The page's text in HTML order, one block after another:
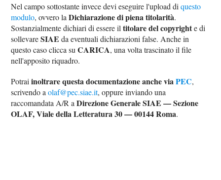
Nel campo sottostante invece devi eseguire l'upload diquesto
modulo, ovvero laDichiarazione di piena titolarità.
Sostanzialmente dichiari di essere iltitolare del copyrighte di
sollevareSIAE da eventuali dichiarazioni false. Anche in
questo caso clicca suCARICA, una volta trascinato il file
nell'apposito riquadro.
Potraiinoltrare questa documentazione anche viaPEC,
scrivendo aolaf@pec.siae.it, oppure inviando una
raccomandata A/R aDirezione Generale SIAE — Sezione
OLAF, Viale della Letteratura 30 — 00144 Roma.